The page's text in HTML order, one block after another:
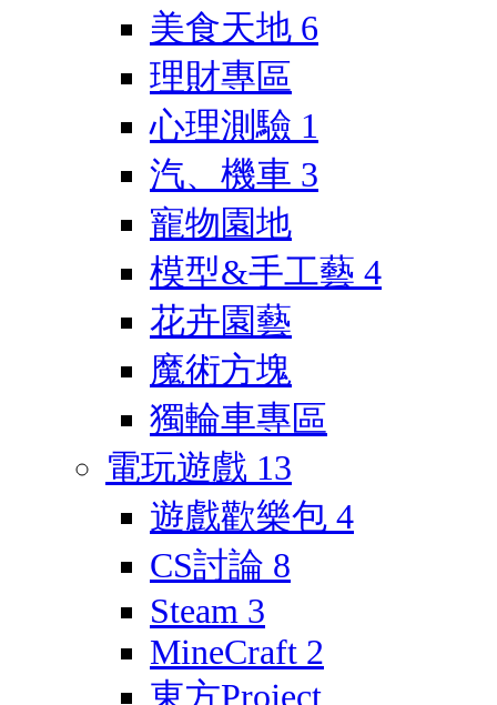
美食天地 6
理財專區
心理測驗 1
汽、機車 3
寵物園地
模型&手工藝 4
花卉園藝
魔術方塊
獨輪車專區
電玩遊戲 13
遊戲歡樂包 4
CS討論 8
Steam 3
MineCraft 2
東方Project